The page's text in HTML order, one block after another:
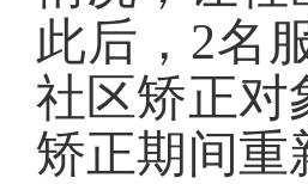
此后，2名
社区矫正对
矫正期间重